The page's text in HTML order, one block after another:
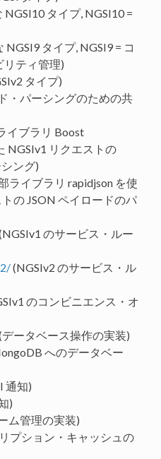
タイプ, NGSI10 =
タイプ, NGSI9 = コ
リティ管理)
タイプ)
・パーシングのための共
イブラリ Boost
NGSIv1 リクエストの
ング)
ライブラリ rapidjson を使
の JSON ペイロードのパ
のサービス・ルー
(NGSIv2 のサービス・ル
のコンビニエンス・オ
ータベース操作の実装)
へのデータベー
通知)
)
ム管理の実装)
プション・キャッシュの